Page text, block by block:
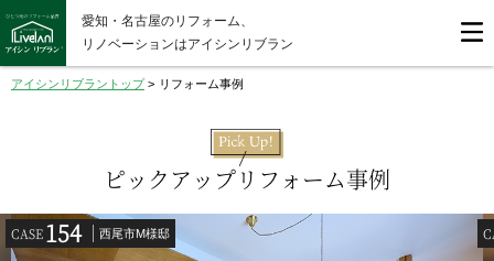
愛知・名古屋のリフォーム、
リノベーションはアイシンリブラン
アイシンリブラントップ> リフォーム事例
ピックアップリフォーム事例
CASE154 西尾市M様邸